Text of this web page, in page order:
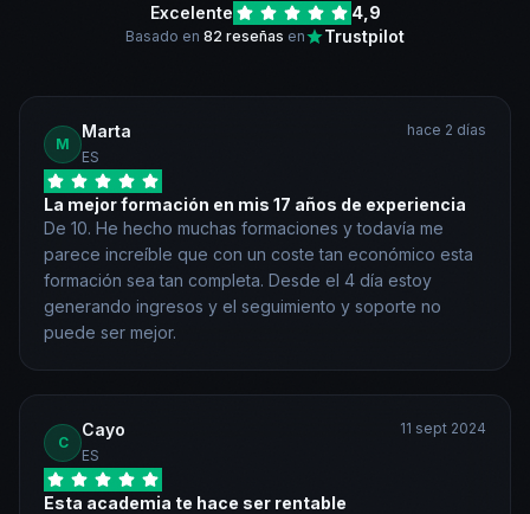
Excelente 4,9
Basado en 82 reseñas en Trustpilot
M
Marta
ES
hace 2 días
La mejor formación en mis 17 años de experiencia
De 10. He hecho muchas formaciones y todavía me
parece increíble que con un coste tan económico esta
formación sea tan completa. Desde el 4 día estoy
generando ingresos y el seguimiento y soporte no
puede ser mejor.
C
Cayo
ES
11 sept 2024
Esta academia te hace ser rentable